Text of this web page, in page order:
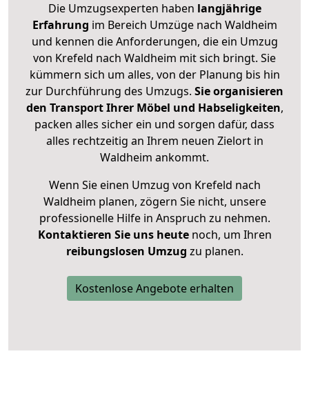
Die Umzugsexperten haben langjährige
Erfahrung im Bereich Umzüge nach Waldheim
und kennen die Anforderungen, die ein Umzug
von Krefeld nach Waldheim mit sich bringt. Sie
kümmern sich um alles, von der Planung bis hin
zur Durchführung des Umzugs. Sie organisieren
den Transport Ihrer Möbel und Habseligkeiten,
packen alles sicher ein und sorgen dafür, dass
alles rechtzeitig an Ihrem neuen Zielort in
Waldheim ankommt.
Wenn Sie einen Umzug von Krefeld nach
Waldheim planen, zögern Sie nicht, unsere
professionelle Hilfe in Anspruch zu nehmen.
Kontaktieren Sie uns heutenoch, um Ihren
reibungslosen Umzug zu planen.
Kostenlose Angebote erhalten